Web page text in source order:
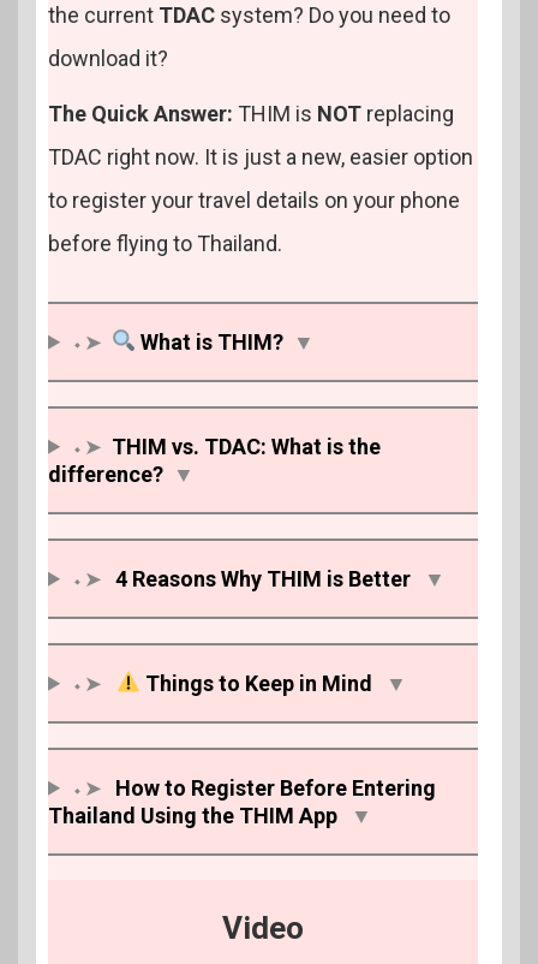
the current TDAC system? Do you need to
download it?
The Quick Answer: THIM is NOT replacing
TDAC right now. It is just a new, easier option
to register your travel details on your phone
before flying to Thailand.
⬩➤ What is THIM? ▼
⬩➤ THIM vs. TDAC: What is the
difference? ▼
⬩➤ 4 Reasons Why THIM is Better ▼
⬩➤ Things to Keep in Mind ▼
⬩➤
How to Register Before Entering
Thailand Using the THIM App
▼
Video